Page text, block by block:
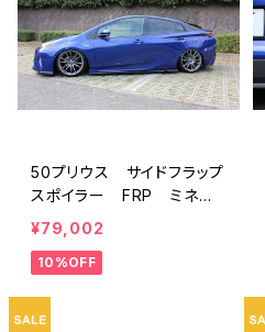
50プリウス サイドフラップ
スポイラー FRP ミネル
バVer.GT
¥79,002
10%OFF